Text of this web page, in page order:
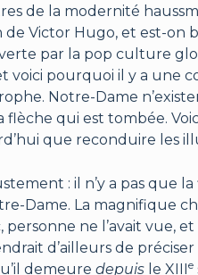
de la modernité
de Victor Hugo, et est-on
par la pop culture
voici pourquoi il y a une
Notre-Dame
flèche qui est tombée.
que reconduire les
: il n’y a pas que
Dame. La magnifique
personne ne l’avait vue,
d’ailleurs de
demeure depuis le XIII e